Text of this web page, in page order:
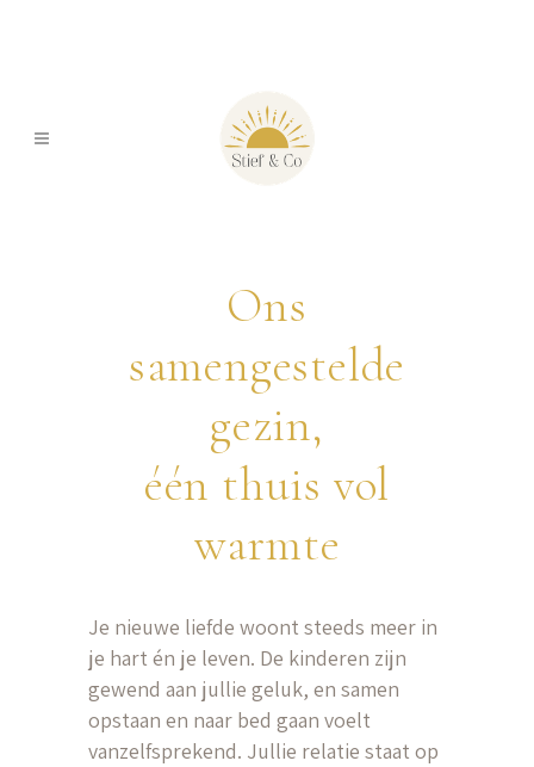
Ons
samengestelde
gezin,
één thuis vol
warmte
Je nieuwe liefde woont steeds meer in
je hart én je leven. De kinderen zijn
gewend aan jullie geluk, en samen
opstaan en naar bed gaan voelt
vanzelfsprekend. Jullie relatie staat op